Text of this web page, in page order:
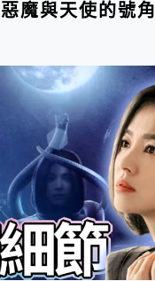
魔與天使的號角